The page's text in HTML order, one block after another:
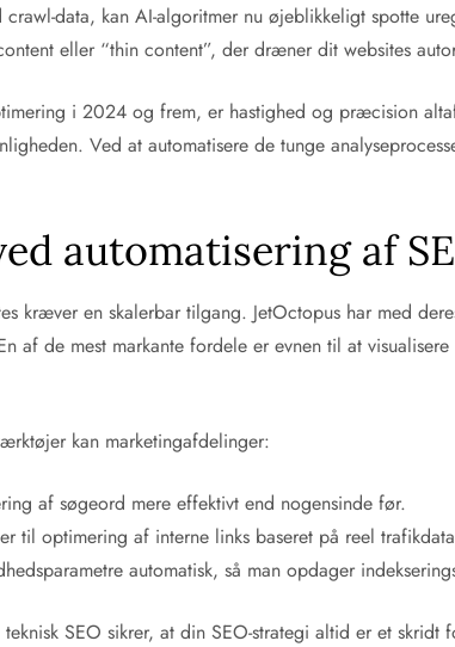
data, kan AI-algoritmer nu øjeblikkeligt spotte
eller “thin content”, der dræner dit websites
i 2024 og frem, er hastighed og præcision
Ved at automatisere de tunge
automatisering af
kræver en skalerbar tilgang. JetOctopus har med
af de mest markante fordele er evnen til at
kan marketingafdelinger:
af søgeord mere effektivt end nogensinde før.
til optimering af interne links baseret på reel
automatisk, så man opdager
SEO sikrer, at din SEO-strategi altid er et